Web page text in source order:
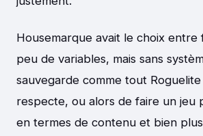
Housemarque avait le choix entre
peu de variables, mais sans
sauvegarde comme tout
respecte, ou alors de faire un jeu
en termes de contenu et bien